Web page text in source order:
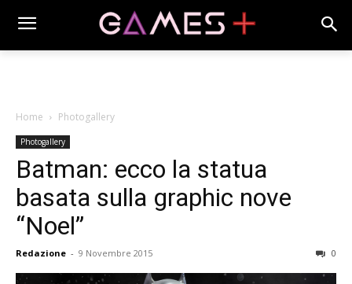
Home Photogallery
Photogallery
Batman: ecco la statua
basata sulla graphic nove
“Noel”
Redazione - 9 Novembre 2015 0